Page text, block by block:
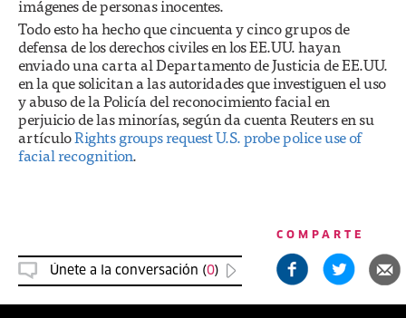
imágenes de personas inocentes.
Todo esto ha hecho que cincuenta y cinco grupos de
defensa de los derechos civiles en los EE.UU. hayan
enviado una carta al Departamento de Justicia de EE.UU.
en la que solicitan a las autoridades que investiguen el uso
y abuso de la Policía del reconocimiento facial en
perjuicio de las minorías, según da cuenta Reuters en su
artículoRights groups request U.S. probe police use of
facial recognition.
Únete a la conversación (0)
COMPARTE